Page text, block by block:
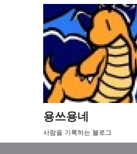
용쓰용네
사람을 기록하는 블로그